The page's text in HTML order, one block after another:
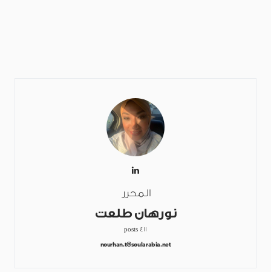
المحرر
نورهان طلعت
411 posts
nourhan.t@soularabia.net